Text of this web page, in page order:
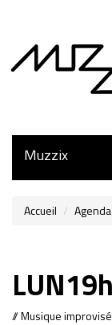
Muzzix
Accueil Agenda
// Musique